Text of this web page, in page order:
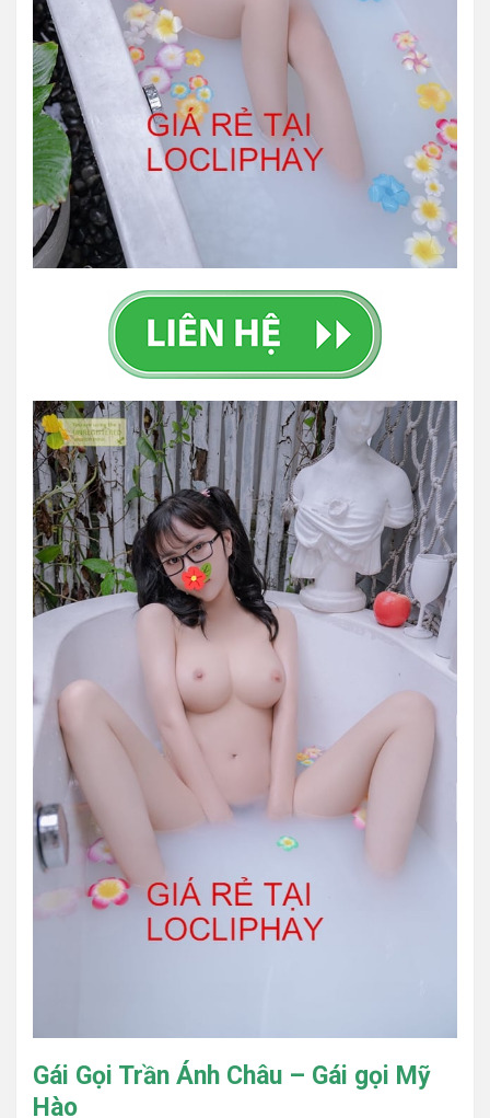
Gái Gọi Trần Ánh Châu – Gái gọi Mỹ
Hào